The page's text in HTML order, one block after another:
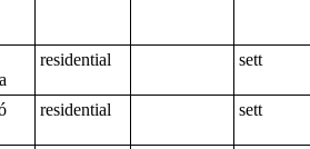
residential sett
residential sett